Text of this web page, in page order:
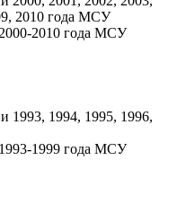
2010 года МСУ
1999 года МСУ